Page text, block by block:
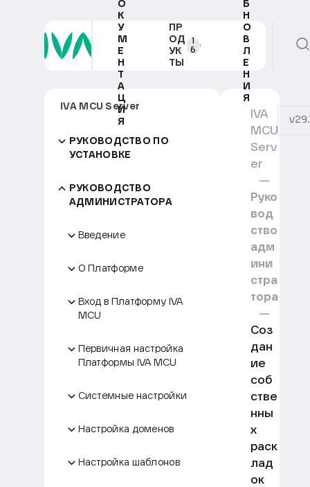
О
К
У
М
Е
Н
Т
А
Ц
И
Я
ПР
ОД
УК
ТЫ
1
6
Б
Н
О
В
Л
Е
Н
И
Я
IVA MCU Server
РУКОВОДСТВО ПО
УСТАНОВКЕ
РУКОВОДСТВО
АДМИНИСТРАТОРА
Введение
О Платформе
Вход в Платформу IVA
MCU
Первичная настройка
Платформы IVA MCU
Системные настройки
Настройка доменов
Настройка шаблонов
IVA
MCU
Serv
er
Руко
вод
ство
адм
ини
стра
тора
Соз
дан
ие
соб
стве
нны
х
раск
лад
ок